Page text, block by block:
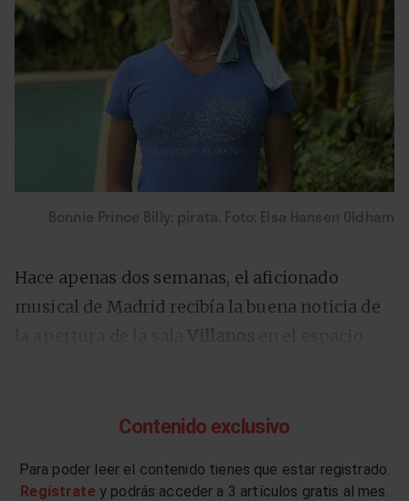
Bonnie Prince Billy: pirata. Foto: Elsa Hansen Oldham
Hace apenas dos semanas, el aficionado
musical de Madrid recibía la buena noticia de
, con parte de su programación de
cartel variado y rico en matices que, durante
Contenido exclusivo
Para poder leer el contenido tienes que estar registrado.
Regístrate y podrás acceder a 3 artículos gratis al mes.